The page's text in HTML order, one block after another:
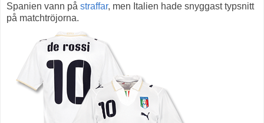
Spanien vann på straffar, men Italien hade snyggast typsnitt
på matchtröjorna.